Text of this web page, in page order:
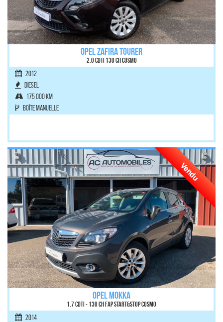
OPEL ZAFIRA TOURER
2.0 CDTI 130 ch Cosmo
2012
Diesel
175 000 km
Boîte manuelle
OPEL MOKKA
1.7 CDTI - 130 ch FAP Start&Stop Cosmo
2014
Vendu